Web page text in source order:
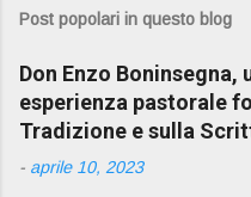
Post popolari in questo blog
Don Enzo Boninsegna,
esperienza pastorale
Tradizione e sulla
- aprile 10, 2023